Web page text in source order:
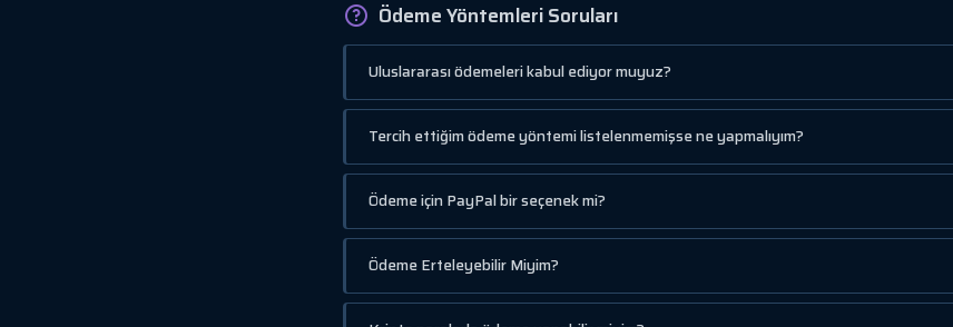
Ödeme Yöntemleri Soruları
Uluslararası ödemeleri kabul ediyor muyuz?
Tercih ettiğim ödeme yöntemi listelenmemişse ne yapmalıyım?
Ödeme için PayPal bir seçenek mi?
Ödeme Erteleyebilir Miyim?